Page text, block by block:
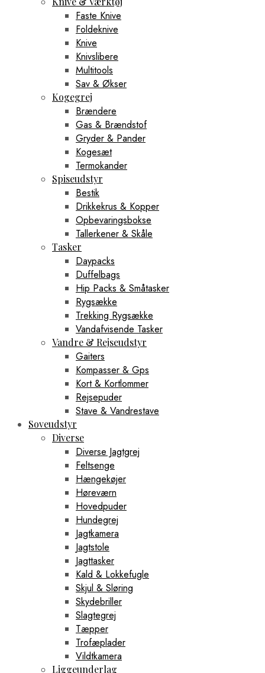
Faste Knive
Foldeknive
Knive
Knivslibere
Multitools
Sav & Økser
Kogegrej
Brændere
Gas & Brændstof
Gryder & Pander
Kogesæt
Termokander
Spiseudstyr
Bestik
Drikkekrus & Kopper
Opbevaringsbokse
Tallerkener & Skåle
Tasker
Daypacks
Duffelbags
Hip Packs & Småtasker
Rygsække
Trekking Rygsække
Vandafvisende Tasker
Vandre & Rejseudstyr
Gaiters
Kompasser & Gps
Kort & Kortlommer
Rejsepuder
Stave & Vandrestave
Soveudstyr
Diverse
Diverse Jagtgrej
Feltsenge
Hængekøjer
Høreværn
Hovedpuder
Hundegrej
Jagtkamera
Jagtstole
Jagttasker
Kald & Lokkefugle
Skjul & Sløring
Skydebriller
Slagtegrej
Tæpper
Trofæplader
Vildtkamera
Liggeunderlag